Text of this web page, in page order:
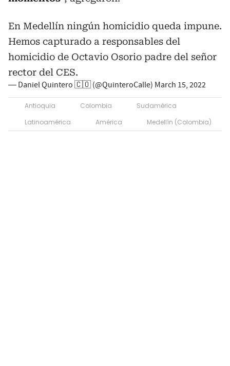
En Medellín ningún homicidio queda impune.
Hemos capturado a responsables del
homicidio de Octavio Osorio padre del señor
rector del CES.
— Daniel Quintero 🇨🇴 (@QuinteroCalle) March 15, 2022
Antioquia Colombia
Sudamérica
Latinoamérica
América Medellín (Colombia)